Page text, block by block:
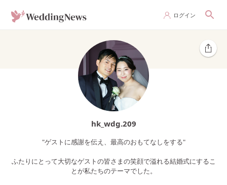
ログイン
hk_wdg.209
"ゲストに感謝を伝え、最高のおもてなしをする"
ふたりにとって大切なゲストの皆さまの笑顔で溢れる結婚式にするこ
とが私たちのテーマでした。